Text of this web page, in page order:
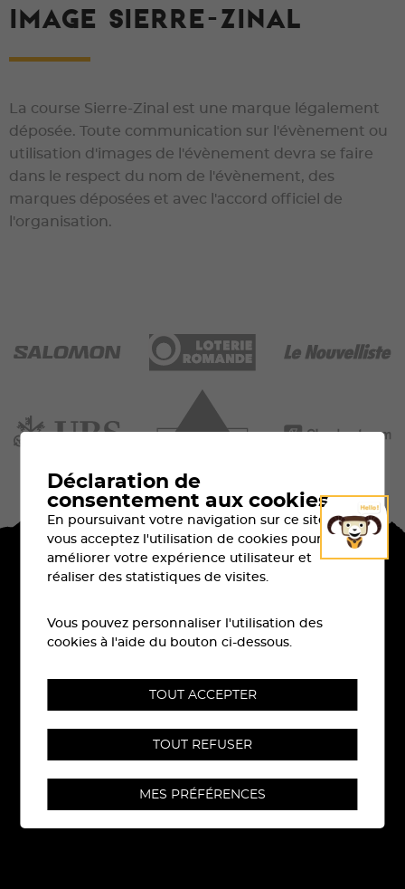
IMAGE SIERRE-ZINAL
La course Sierre-Zinal est une marque légalement
déposée. Toute communication sur l'évènement ou
utilisation d'images de l'évènement devra se faire
dans le respect du nom de l'évènement, des
marques déposées et avec l'accord officiel de
l'organisation.
Rue Centrale 6
CH-3960 Sierre
TÉL: 079 710 96 09
E-MAIL: info@sierre-zinal.com
Déclaration de
consentement aux cookies
En poursuivant votre navigation sur ce site,
vous acceptez l'utilisation de cookies pour
améliorer votre expérience utilisateur et
réaliser des statistiques de visites.
Vous pouvez personnaliser l'utilisation des
cookies à l'aide du bouton ci-dessous.
TOUT ACCEPTER
TOUT REFUSER
MES PRÉFÉRENCES